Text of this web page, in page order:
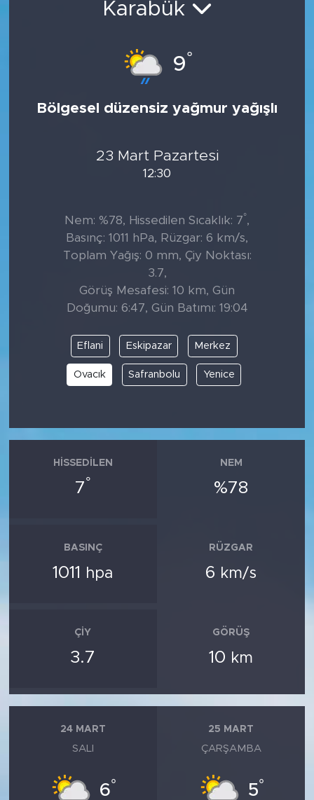
Karabük
9°
Bölgesel düzensiz yağmur yağışlı
23 Mart Pazartesi
12:30
Nem: %78, Hissedilen Sıcaklık: 7°,
Basınç: 1011 hPa, Rüzgar: 6 km/s,
Toplam Yağış: 0 mm, Çiy Noktası:
3.7,
Görüş Mesafesi: 10 km, Gün
Doğumu: 6:47, Gün Batımı: 19:04
Eflani Eskipazar Merkez
Ovacık Safranbolu Yenice
HISSEDILEN
7°
NEM
%78
BASINÇ
1011 hpa
RÜZGAR
6 km/s
ÇIY
3.7
GÖRÜŞ
10 km
24 MART
SALI
6°
25 MART
ÇARŞAMBA
5°